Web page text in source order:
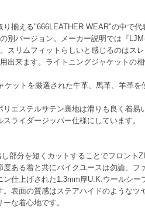
揃える"666LEATHER WEAR"の中で
別バージョン。メーカー説明では『
スリムフィットらしいと感じるのはス
出来ます。ライトニングジャケットの
ケットを厳選された牛革、馬革、羊革
エステルサテン裏地は滑りも良く着易
ライダージッパー仕様にしています。
部分を短くカットすることでフロン
ある着と共にバイクユースは勿論、
仕上げされた1.3mm厚U.K.ウールシ
表面の質感はステアハイドのような
な着心地です。